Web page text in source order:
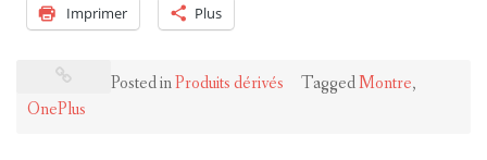
Imprimer Plus
Posted inProduits dérivés TaggedMontre,
OnePlus